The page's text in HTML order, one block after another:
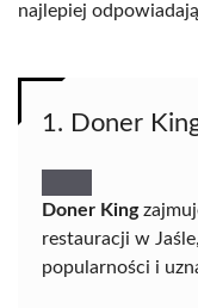
najlepiej
1. Doner
Doner King
restauracji w
popularności i